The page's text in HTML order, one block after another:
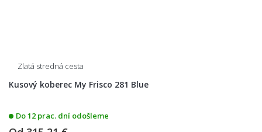
Zlatá stredná cesta
Kusový koberec My Frisco 281 Blue
Do 12 prac. dní odošleme